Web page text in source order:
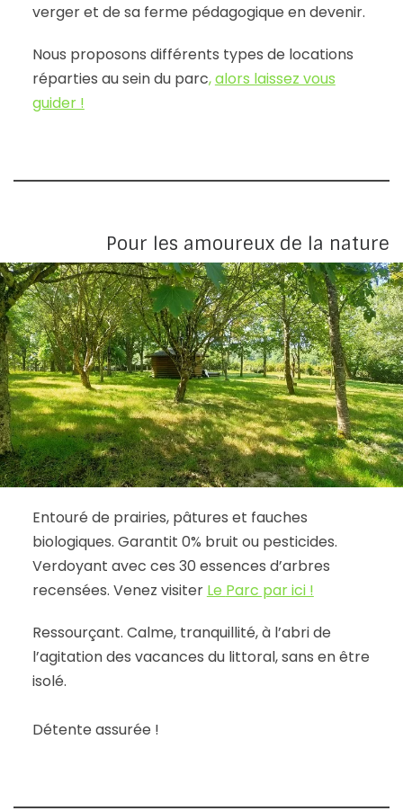
verger et de sa ferme pédagogique en devenir.
Nous proposons différents types de locations
réparties au sein du parc,alors laissez vous
guider !
Pour les amoureux de la nature
Entouré de prairies, pâtures et fauches
biologiques. Garantit 0% bruit ou pesticides.
Verdoyant avec ces 30 essences d’arbres
recensées. Venez visiter Le Parc par ici !
Ressourçant. Calme, tranquillité, à l’abri de
l’agitation des vacances du littoral, sans en être
isolé.
Détente assurée !